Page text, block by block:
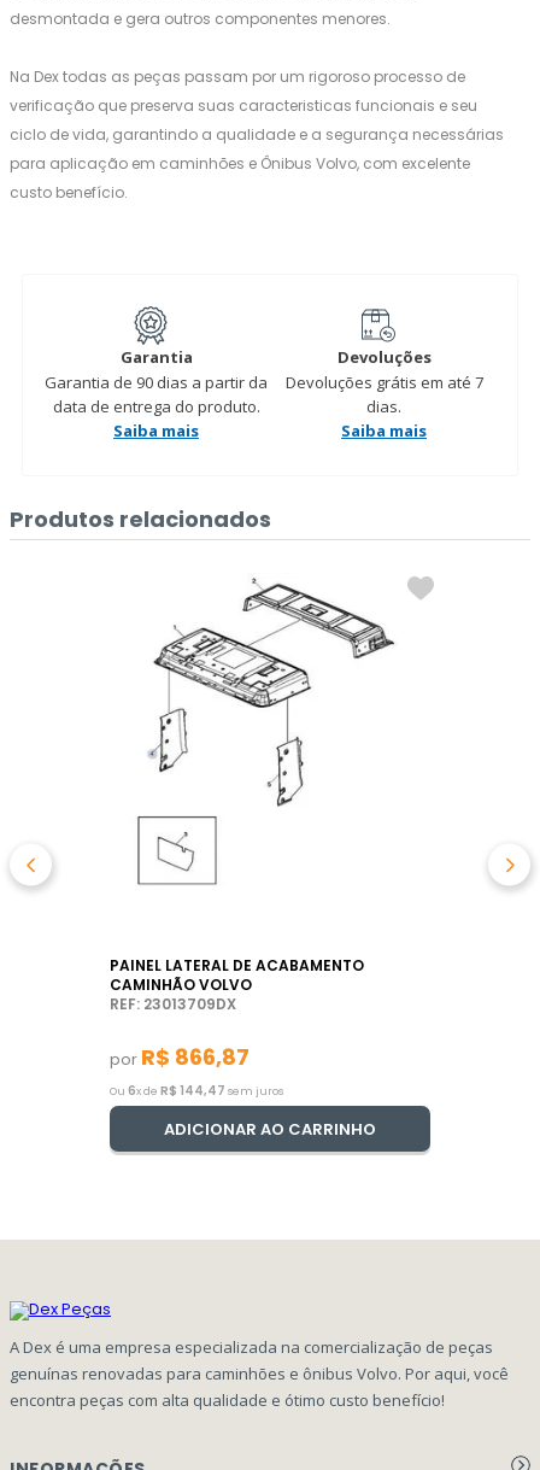
desmontada e gera outros componentes menores.
Na Dex todas as peças passam por um rigoroso processo de
verificação que preserva suas caracteristicas funcionais e seu
ciclo de vida, garantindo a qualidade e a segurança necessárias
para aplicação em caminhões e Ônibus Volvo, com excelente
custo benefício.
Garantia
Garantia de 90 dias a partir da
data de entrega do produto.
Saiba mais
Devoluções
Devoluções grátis em até 7
dias.
Saiba mais
Produtos relacionados
PAINEL LATERAL DE ACABAMENTO
CAMINHÃO VOLVO
REF: 23013709DX
por R$ 866,87
Ou 6x de R$ 144,47 sem juros
ADICIONAR AO CARRINHO
A Dex é uma empresa especializada na comercialização de peças
genuínas renovadas para caminhões e ônibus Volvo. Por aqui, você
encontra peças com alta qualidade e ótimo custo benefício!